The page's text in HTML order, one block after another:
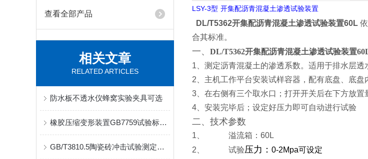
查看全部产品
相关文章
RELATED ARTICLES
防水板不透水仪蜂窝实验夹具可选
橡胶压缩变形装置GB7759试验标准介绍
GB/T3810.5陶瓷砖冲击试验测定仪恢复系数测定
LSY-3型 开集配沥青混凝土渗透试验装置
DL/T5362开集配沥青混凝土渗透试验装置60L
合其标准。
一、 DL/T5362开集配沥青混凝土渗透试验装置
1 、测定沥青混凝土的渗透系数。适用于排水层
2 、主机工作平台安装试样容器，配有底盘、底
3 、在右侧有三个取水口；打开开关后在下方放置
4 、安装完毕后；设定好压力即可自动进行试验
二、技术参数
1、 溢流箱： 60L
2、
试验压力： 0-2Mpa可设定